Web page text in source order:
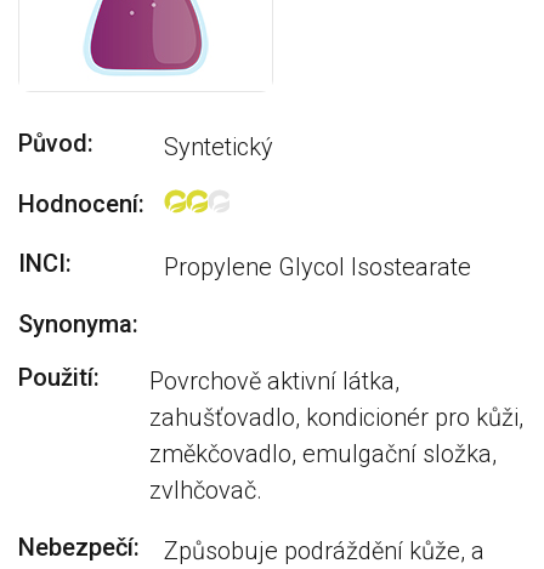
Původ:
Syntetický
Hodnocení:
INCI:
Propylene Glycol Isostearate
Synonyma:
Použití:
Povrchově aktivní látka,
zahušťovadlo, kondicionér pro kůži,
změkčovadlo, emulgační složka,
zvlhčovač.
Nebezpečí:
Způsobuje podráždění kůže, a